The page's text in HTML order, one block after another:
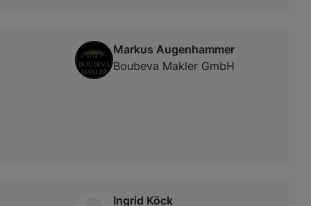
Markus Augenhammer
Boubeva Makler GmbH
Ingrid Köck